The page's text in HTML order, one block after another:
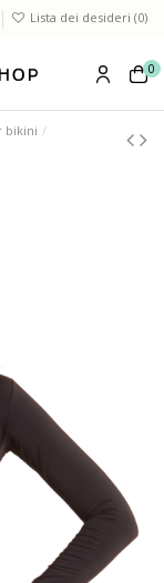
Lista dei desideri (0)
0
bikini